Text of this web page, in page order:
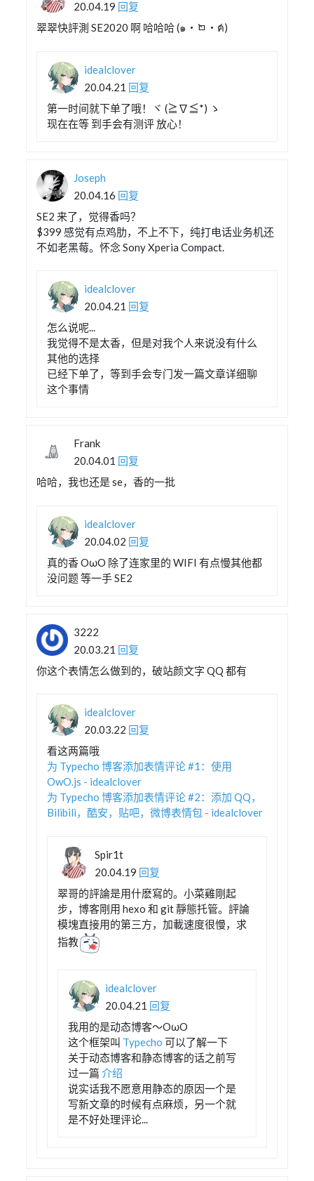
20.04.19 回复
翠翠快評測 SE2020 啊 哈哈哈 (๑・̀ㅁ・́ฅ)
idealclover
20.04.21 回复
第一时间就下单了哦！ヾ (≧∇≦*) ゝ
现在在等 到手会有测评 放心！
Joseph
20.04.16 回复
SE2 来了，觉得香吗？
$399 感觉有点鸡肋，不上不下，纯打电话业务机还
不如老黑莓。怀念 Sony Xperia Compact.
idealclover
20.04.21 回复
怎么说呢...
我觉得不是太香，但是对我个人来说没有什么
其他的选择
已经下单了，等到手会专门发一篇文章详细聊
这个事情
Frank
20.04.01 回复
哈哈，我也还是 se，香的一批
idealclover
20.04.02 回复
真的香 OωO 除了连家里的 WIFI 有点慢其他都
没问题 等一手 SE2
3222
20.03.21 回复
你这个表情怎么做到的，破站颜文字 QQ 都有
idealclover
20.03.22 回复
看这两篇哦
为 Typecho 博客添加表情评论 #1：使用
OwO.js - idealclover
为 Typecho 博客添加表情评论 #2：添加 QQ，
Bilibili，酷安，贴吧，微博表情包 - idealclover
Spir1t
20.04.19 回复
翠哥的評論是用什麽寫的。小菜雞剛起
步，博客剛用 hexo 和 git 靜態托管。評論
模塊直接用的第三方，加載速度很慢，求
指教
idealclover
20.04.21 回复
我用的是动态博客～OωO
这个框架叫 Typecho 可以了解一下
关于动态博客和静态博客的话之前写
过一篇介绍
说实话我不愿意用静态的原因一个是
写新文章的时候有点麻烦，另一个就
是不好处理评论...